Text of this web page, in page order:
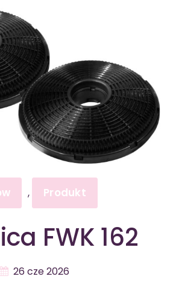
, Produkt
FWK 162
26 cze 2026